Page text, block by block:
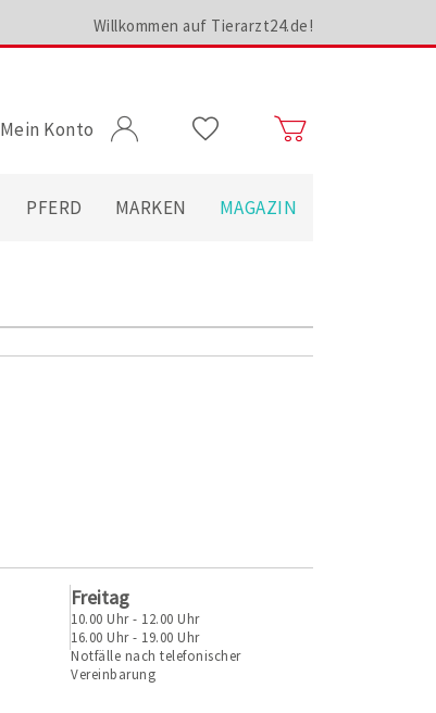
Willkommen auf Tierarzt24.de!
Mein Konto
PFERD MARKEN MAGAZIN
Freitag
10.00 Uhr - 12.00 Uhr
16.00 Uhr - 19.00 Uhr
Notfälle nach telefonischer
Vereinbarung